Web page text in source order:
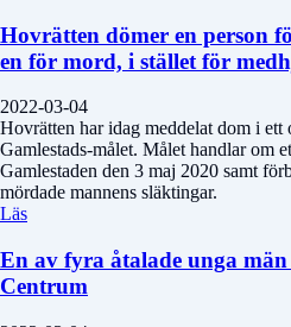
Hovrätten dömer en person
en för mord, i stället för
2022-03-04
Hovrätten har idag meddelat dom i ett
Gamlestads-målet. Målet handlar om
Gamlestaden den 3 maj 2020 samt
mördade mannens släktingar.
Läs
En av fyra åtalade unga
Centrum